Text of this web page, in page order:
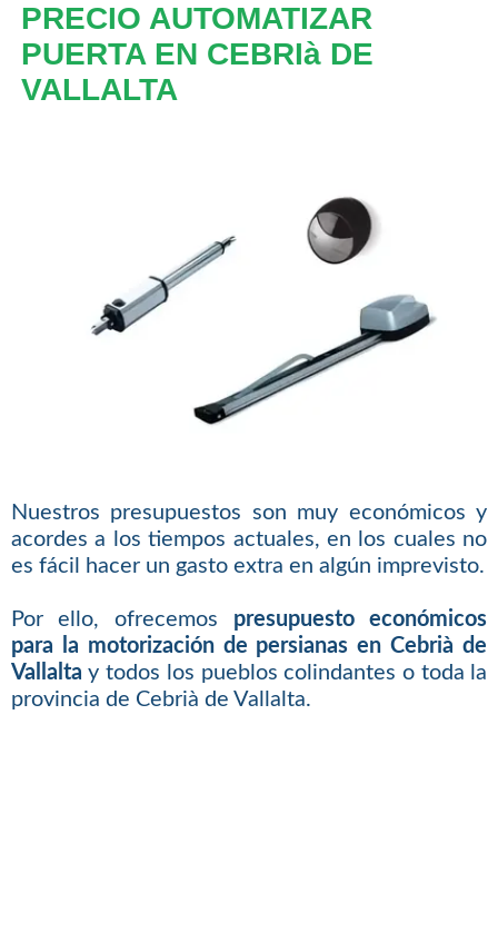
PRECIO AUTOMATIZAR
PUERTA EN CEBRIà DE
VALLALTA
Nuestros presupuestos son muy económicos y
acordes a los tiempos actuales, en los cuales no
es fácil hacer un gasto extra en algún imprevisto.
Por ello, ofrecemos presupuesto económicos
para la motorización de persianas en Cebrià de
Vallalta y todos los pueblos colindantes o toda la
provincia de Cebrià de Vallalta.